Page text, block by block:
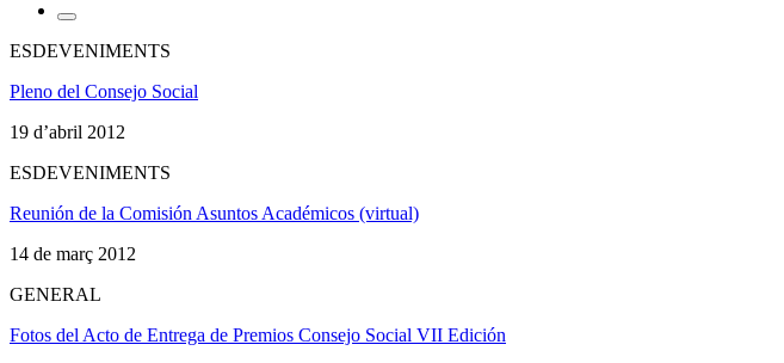
ESDEVENIMENTS
Pleno del Consejo Social
19 d’abril 2012
ESDEVENIMENTS
Reunión de la Comisión Asuntos Académicos (virtual)
14 de març 2012
GENERAL
Fotos del Acto de Entrega de Premios Consejo Social VII Edición